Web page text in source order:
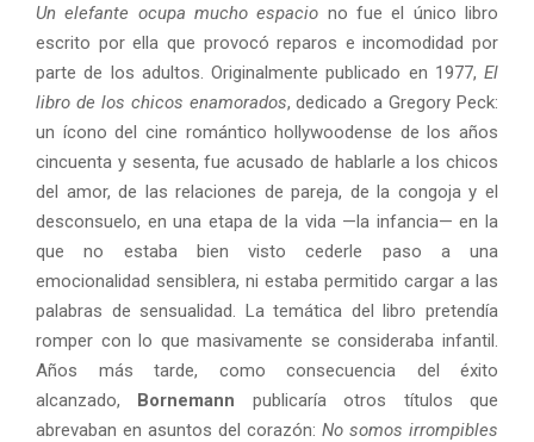
Un elefante ocupa mucho espacio no fue el único libro
escrito por ella que provocó reparos e incomodidad por
parte de los adultos. Originalmente publicado en 1977, El
libro de los chicos enamorados, dedicado a Gregory Peck:
un ícono del cine romántico hollywoodense de los años
cincuenta y sesenta, fue acusado de hablarle a los chicos
del amor, de las relaciones de pareja, de la congoja y el
desconsuelo, en una etapa de la vida —la infancia— en la
que no estaba bien visto cederle paso a una
emocionalidad sensiblera, ni estaba permitido cargar a las
palabras de sensualidad. La temática del libro pretendía
romper con lo que masivamente se consideraba infantil.
Años más tarde, como consecuencia del éxito
alcanzado, Bornemann publicaría otros títulos que
abrevaban en asuntos del corazón: No somos irrompibles